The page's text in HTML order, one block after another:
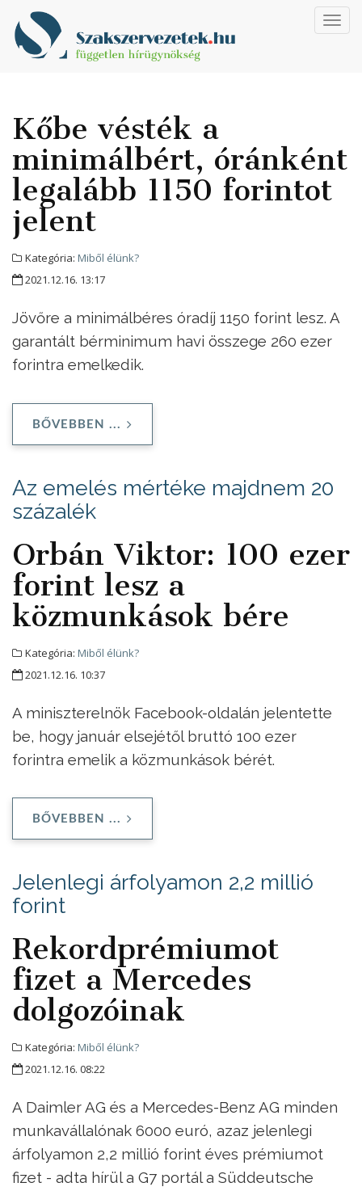
Kőbe vésték a
minimálbért, óránként
legalább 1150 forintot
jelent
Kategória: Miből élünk?
2021.12.16. 13:17
Jövőre a minimálbéres óradíj 1150 forint lesz. A
garantált bérminimum havi összege 260 ezer
forintra emelkedik.
BŐVEBBEN ...
Az emelés mértéke majdnem 20
százalék
Orbán Viktor: 100 ezer
forint lesz a
közmunkások bére
Kategória: Miből élünk?
2021.12.16. 10:37
A miniszterelnök Facebook-oldalán jelentette
be, hogy január elsejétől bruttó 100 ezer
forintra emelik a közmunkások bérét.
BŐVEBBEN ...
Jelenlegi árfolyamon 2,2 millió
forint
Rekordprémiumot
fizet a Mercedes
dolgozóinak
Kategória: Miből élünk?
2021.12.16. 08:22
A Daimler AG és a Mercedes-Benz AG minden
munkavállalónak 6000 euró, azaz jelenlegi
árfolyamon 2,2 millió forint éves prémiumot
fizet - adta hírül a G7 portál a Süddeutsche